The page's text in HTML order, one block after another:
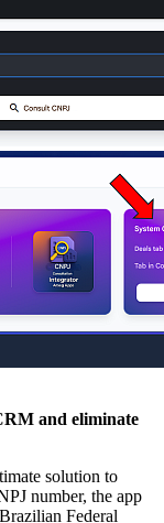
and eliminate
solution to
number, the app
Federal